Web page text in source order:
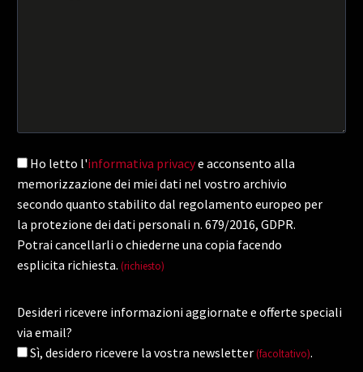
Ho letto l'informativa privacye acconsento alla
memorizzazione dei miei dati nel vostro archivio
secondo quanto stabilito dal regolamento europeo per
la protezione dei dati personali n. 679/2016, GDPR.
Potrai cancellarli o chiederne una copia facendo
esplicita richiesta. (richiesto)
Desideri ricevere informazioni aggiornate e offerte speciali
via email?
Sì, desidero ricevere la vostra newsletter (facoltativo).